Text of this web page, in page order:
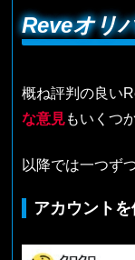
Reveオリ
概ね評判の良い
な意見もいくつ
以降では一つず
アカウント